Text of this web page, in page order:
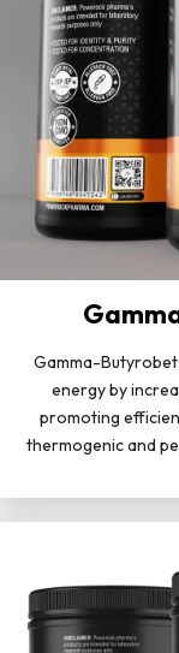
Gamma-
energy by
promoting
thermogenic and